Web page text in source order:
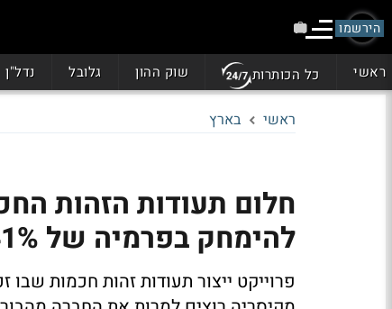
הירשמו
ראשי כל הכותרות שוק ההון גלובל נדל"ן
ראשי בארץ
חלום תעודות הזהות
להימחק בפרמיה של 41% מעל מחיר השוק
פרוייקט ייצור תעודות זהות חכמות